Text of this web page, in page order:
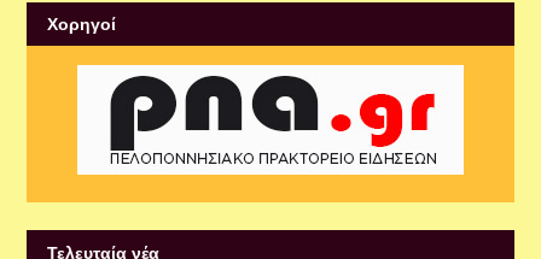
Xορηγοί
Τελευταία νέα